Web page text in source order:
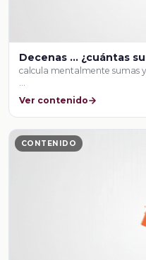
Decenas … ¿cuántas
calcula mentalmente sumas
…
Ver contenido
CONTENIDO